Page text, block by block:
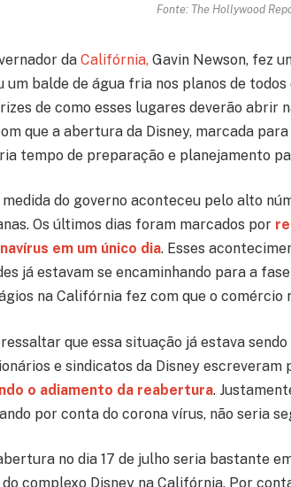
Fonte: The Hollywood
daCalifórnia,Gavin Newson, fez
um balde de água fria nos planos de
de como esses lugares deverão abrir
que a abertura da Disney, marcada
tempo de preparação e planejamento
medida do governo aconteceu pelo alto
Os últimos dias foram marcados por
em um único dia. Esses
já estavam se encaminhando para a
na Califórnia fez com que o comércio
que essa situação já estava
e sindicatos da Disney escreveram
o adiamento da reabertura.
por conta do corona vírus, não seria
no dia 17 de julho seria bastante
do complexo Disney na Califórnia. Por